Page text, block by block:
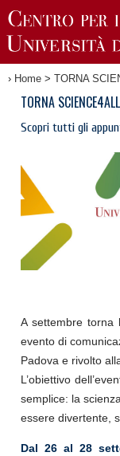
› Home > TORNA
TORNA SCIENCE4ALL
Scopri tutti gli
A settembre torna
evento di
Padova e rivolto
L’obiettivo
semplice: la
essere divertente,
Dal 26 al 28